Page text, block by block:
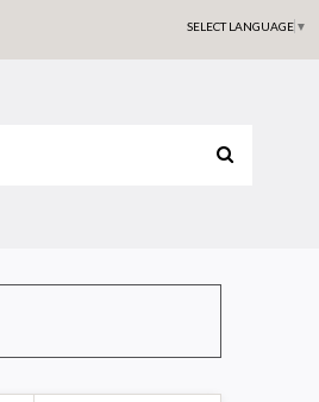
SELECT LANGUAGE ▼